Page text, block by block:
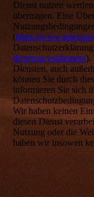
Dienst nutzen
übertragen. Eine
(https://
de/privacystatement).
Diensten, auch
können Sie durch
informieren Sie sich
Wir haben keinen
diesen Dienst
Nutzung oder die
haben wir insoweit